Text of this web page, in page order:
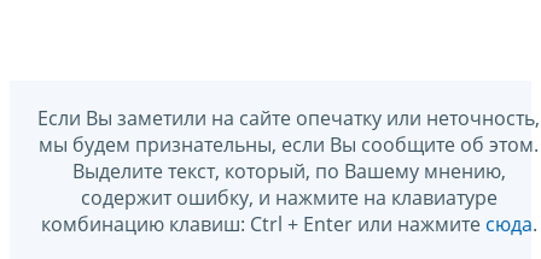
Если Вы заметили на сайте опечатку или неточность,
мы будем признательны, если Вы сообщите об этом.
Выделите текст, который, по Вашему мнению,
содержит ошибку, и нажмите на клавиатуре
комбинацию клавиш: Ctrl + Enter или нажмите сюда.